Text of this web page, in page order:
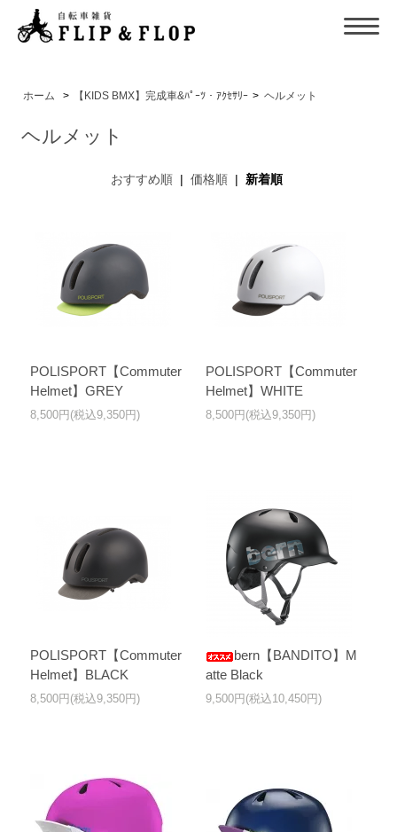
ホーム > 【KIDS BMX】完成車&ﾊﾟｰﾂ・ｱｸｾｻﾘｰ > ヘルメット
ヘルメット
おすすめ順| 価格順| 新着順
POLISPORT【Commuter
Helmet】GREY
8,500円(税込9,350円)
POLISPORT【Commuter
Helmet】WHITE
8,500円(税込9,350円)
POLISPORT【Commuter
Helmet】BLACK
8,500円(税込9,350円)
bern【BANDITO】M
atte Black
9,500円(税込10,450円)